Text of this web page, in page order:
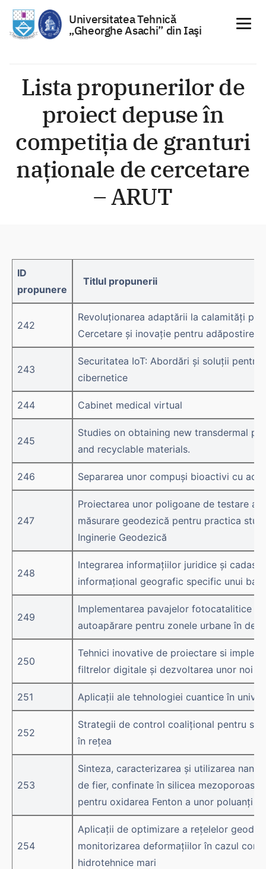
conținut
Universitatea Tehnică
„Gheorghe Asachi” din Iaşi
Lista propunerilor de
proiect depuse în
competiția de granturi
naționale de cercetare
– ARUT
ID
propunere
Titlul propunerii
242
Revoluționarea adaptării la calamități
Cercetare și inovație pentru adăpostirea
243
Securitatea IoT: Abordări şi soluţii
cibernetice
244 Cabinet medical virtual
245
Studies on obtaining new transdermal
and recyclable materials.
246 Separarea unor compuși bioactivi cu
247
Proiectarea unor poligoane de testare a
măsurare geodezică pentru practica
Inginerie Geodezică
248
Integrarea informațiilor juridice și
informațional geografic specific unui
249
Implementarea pavajelor fotocatalitice
autoapărare pentru zonele urbane în
250
Tehnici inovative de proiectare si
filtrelor digitale şi dezvoltarea unor noi
251 Aplicații ale tehnologiei cuantice în
252
Strategii de control coalițional pentru
în rețea
253
Sinteza, caracterizarea și utilizarea
de fier, confinate în silicea mezoporoasă
pentru oxidarea Fenton a unor poluanți
254
Aplicații de optimizare a rețelelor
monitorizarea deformațiilor în cazul
hidrotehnice mari